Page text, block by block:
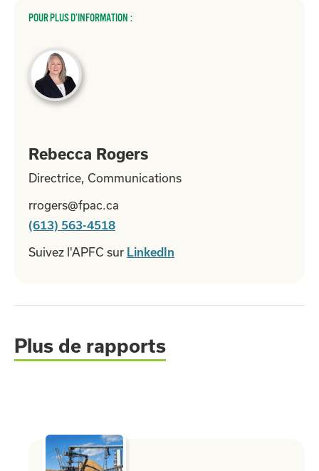
POUR PLUS D’INFORMATION :
Rebecca Rogers
Directrice, Communications
rrogers@fpac.ca
(613) 563-4518
Suivez l'APFC sur LinkedIn
Plus de rapports